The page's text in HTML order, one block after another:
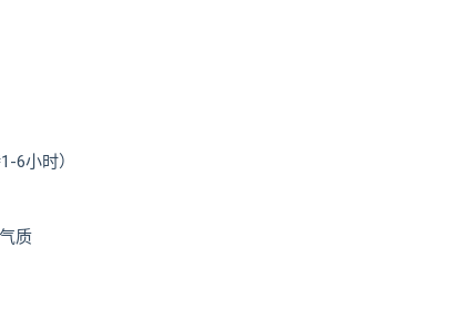
6小时）
质